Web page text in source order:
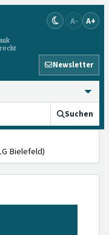
A- A+
Newsletter
Suchen
Bielefeld)